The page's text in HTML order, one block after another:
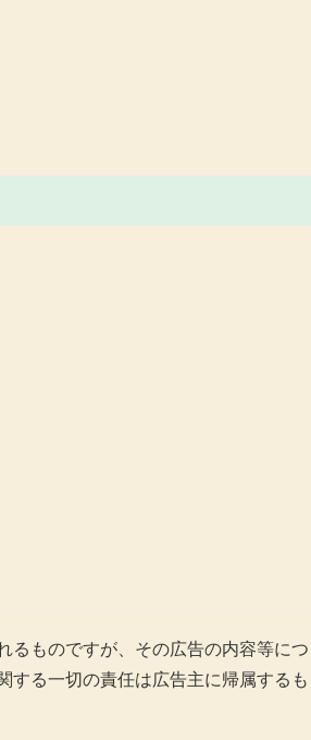
ものですが、その広告の内容等につ
する一切の責任は広告主に帰属するも